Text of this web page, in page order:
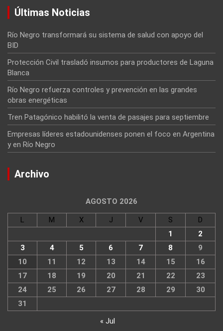
Últimas Noticias
Río Negro transformará su sistema de salud con apoyo del
BID
Protección Civil trasladó insumos para productores de Laguna
Blanca
Río Negro refuerza controles y prevención en las grandes
obras energéticas
Tren Patagónico habilitó la venta de pasajes para septiembre
Empresas líderes estadounidenses ponen el foco en Argentina
y en Río Negro
Archivo
AGOSTO 2026
L M X J V S
D
1
2
3
4 5 6 7 8
9
10
11 12 13 14 15
16
17
18 19 20 21 22
23
24
25 26 27 28 29
30
31
« Jul